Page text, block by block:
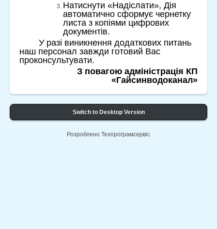
Натиснути «Надіслати», Дія
автоматично сформує чернетку
листа з копіями цифрових
документів.
У разі виникнення додаткових питань
наш персонал завжди готовий Вас
проконсультувати.
З повагою адміністрація КП
«Гайсинводоканал»
Switch to Desktop Version
Розроблено Техпрограмсервіс